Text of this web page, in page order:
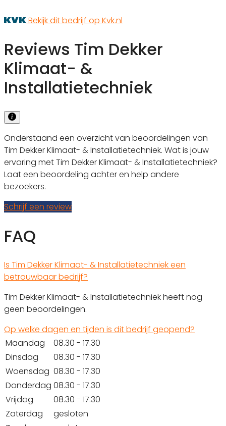
Bekijk dit bedrijf op Kvk.nl
Reviews Tim Dekker
Klimaat- &
Installatietechniek
Onderstaand een overzicht van beoordelingen van
Tim Dekker Klimaat- & Installatietechniek. Wat is jouw
ervaring met Tim Dekker Klimaat- & Installatietechniek?
Laat een beoordeling achter en help andere
bezoekers.
Schrijf een review
FAQ
Is Tim Dekker Klimaat- & Installatietechniek een
betrouwbaar bedrijf?
Tim Dekker Klimaat- & Installatietechniek heeft nog
geen beoordelingen.
Op welke dagen en tijden is dit bedrijf geopend?
Maandag
08.30 - 17.30
Dinsdag
08.30 - 17.30
Woensdag 08.30 - 17.30
Donderdag 08.30 - 17.30
Vrijdag
08.30 - 17.30
Zaterdag
gesloten